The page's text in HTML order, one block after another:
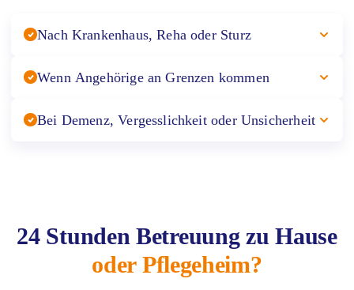
Nach Krankenhaus, Reha oder Sturz
Wenn Angehörige an Grenzen kommen
Bei Demenz, Vergesslichkeit oder Unsicherheit
24 Stunden Betreuung zu Hause
oder Pflegeheim?